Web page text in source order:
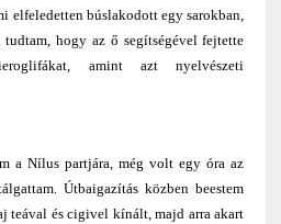
elfeledetten búslakodott egy sarokban,
hogy az ő segítségével fejtette
amint azt nyelvészeti
a Nílus partjára, még volt egy óra az
Útbaigazítás közben beestem
teával és cigivel kínált, majd arra akart